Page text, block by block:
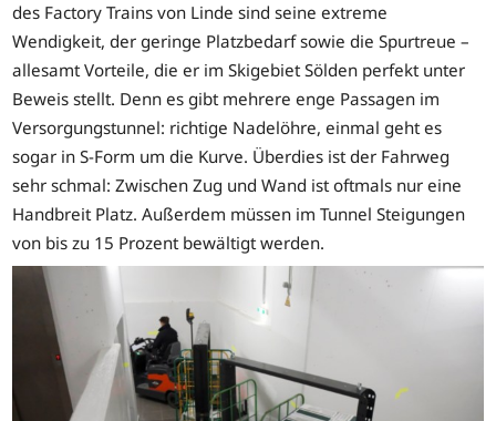
des Factory Trains von Linde sind seine extreme
Wendigkeit, der geringe Platzbedarf sowie die Spurtreue –
allesamt Vorteile, die er im Skigebiet Sölden perfekt unter
Beweis stellt. Denn es gibt mehrere enge Passagen im
Versorgungstunnel: richtige Nadelöhre, einmal geht es
sogar in S-Form um die Kurve. Überdies ist der Fahrweg
sehr schmal: Zwischen Zug und Wand ist oftmals nur eine
Handbreit Platz. Außerdem müssen im Tunnel Steigungen
von bis zu 15 Prozent bewältigt werden.